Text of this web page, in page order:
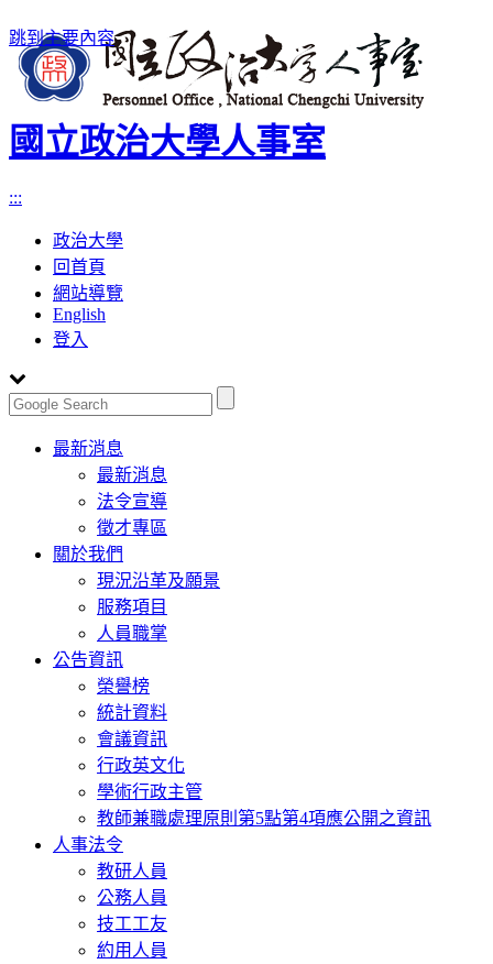
跳到主要內容
國立政治大學人事室
:::
政治大學
回首頁
網站導覽
English
登入
Toggle
navigation
最新消息
最新消息
法令宣導
徵才專區
關於我們
現況沿革及願景
服務項目
人員職掌
公告資訊
榮譽榜
統計資料
會議資訊
行政英文化
學術行政主管
教師兼職處理原則第5點第4項應公開之資訊
人事法令
教研人員
公務人員
技工工友
約用人員